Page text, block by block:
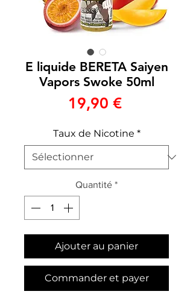
E liquide BERETA Saiyen
Vapors Swoke 50ml
19,90 €Prix
Taux de Nicotine *
Quantité *
Ajouter au panier
Commander et payer